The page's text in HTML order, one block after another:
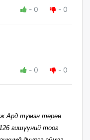
- 0 - 0
- 0 - 0
Ард түмэн төрөө
гишүүний тоог